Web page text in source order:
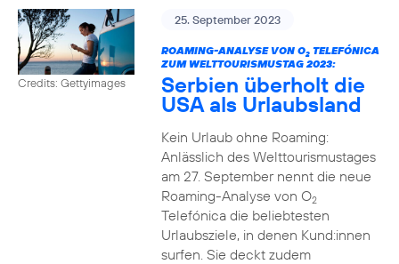
Credits: Gettyimages
25. September 2023
ROAMING-ANALYSE VON O2TELEFÓNICA
ZUM WELTTOURISMUSTAG 2023:
Serbien überholt die
USA als Urlaubsland
Kein Urlaub ohne Roaming:
Anlässlich des Welttourismustages
am 27. September nennt die neue
Roaming-Analyse von O2
Telefónica die beliebtesten
Urlaubsziele, in denen Kund:innen
surfen. Sie deckt zudem